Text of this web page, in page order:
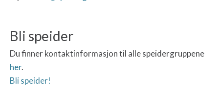
Bli speider
Du finner kontaktinformasjon til alle speidergruppene
her.
Bli speider!